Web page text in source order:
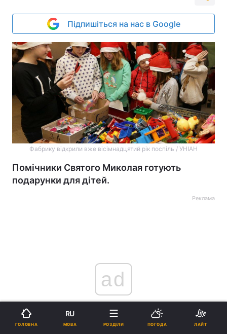
Підпишіться на нас в Google
Фабрику відкрили вже вісімнадцятий рік поспіль / УНІАН
Помічники Святого Миколая готують
подарунки для дітей.
Реклама
ad
ГОЛОВНА
RU
МОВА РОЗДІЛИ ПОГОДА ЛАЙТ